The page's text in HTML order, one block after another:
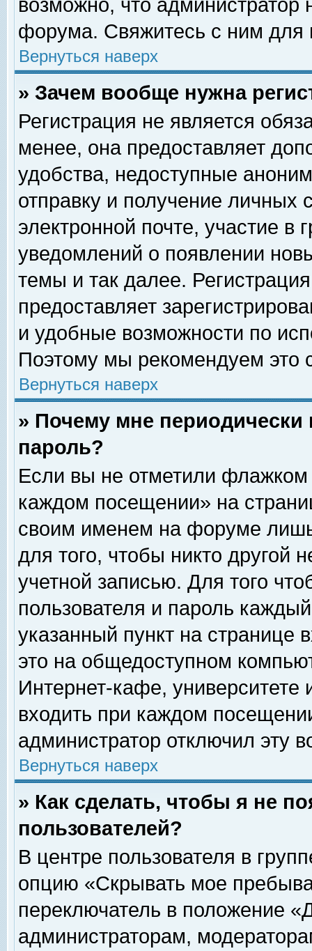
возможно, что
форума. Свяжитесь с ним для
Вернуться наверх
» Зачем вообще нужна
Регистрация не является
менее, она предоставляет
удобства, недоступные
отправку и получение личных
электронной почте, участие в
уведомлений о появлении
темы и так далее.
предоставляет
и удобные возможности по
Поэтому мы рекомендуем это
Вернуться наверх
» Почему мне
пароль?
Если вы не отметили флажком
каждом посещении» на
своим именем на форуме
для того, чтобы никто другой
учетной записью. Для того
пользователя и пароль
указанный пункт на
это на общедоступном
Интернет-кафе, университете
входить при каждом
администратор отключил эту
Вернуться наверх
» Как сделать, чтобы я не
пользователей?
В центре пользователя в
опцию «Скрывать мое
переключатель в положение
администраторам,